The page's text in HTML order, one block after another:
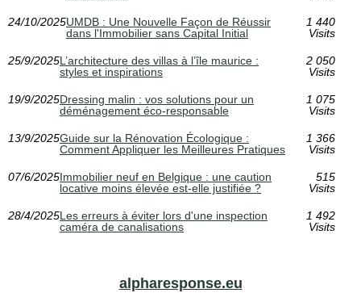
24/10/2025UMDB : Une Nouvelle Façon de Réussir
dans l'Immobilier sans Capital Initial
1 440
Visits
25/9/2025L’architecture des villas à l’île maurice :
styles et inspirations
2 050
Visits
19/9/2025Dressing malin : vos solutions pour un
déménagement éco-responsable
1 075
Visits
13/9/2025Guide sur la Rénovation Écologique :
Comment Appliquer les Meilleures Pratiques
1 366
Visits
07/6/2025Immobilier neuf en Belgique : une caution
locative moins élevée est-elle justifiée ?
515
Visits
28/4/2025Les erreurs à éviter lors d'une inspection
caméra de canalisations
1 492
Visits
alpharesponse.eu